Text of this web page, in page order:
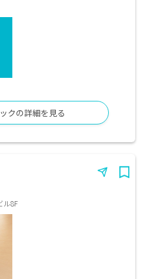
クの詳細を見る
ル8F